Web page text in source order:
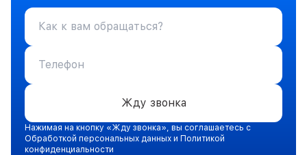
Жду звонка
Нажимая на кнопку «Жду звонка», вы соглашаетесь с
Обработкой персональных данных и Политикой
конфиденциальности